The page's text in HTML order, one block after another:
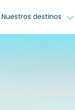
Nuestros destinos